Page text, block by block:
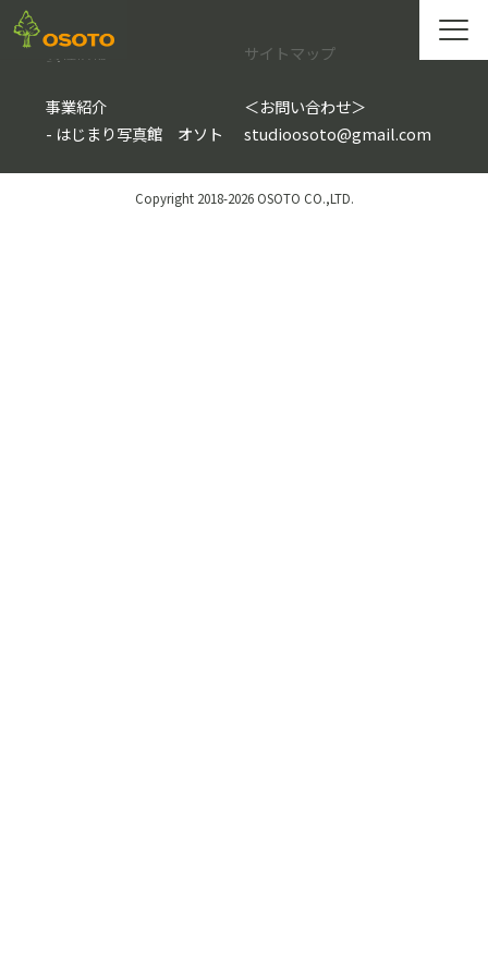
会社情報 サイトマップ
事業紹介
- はじまり写真館 オソト
＜お問い合わせ＞
studioosoto@gmail.com
Copyright 2018-2026 OSOTO CO.,LTD.